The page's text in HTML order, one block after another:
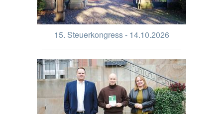
15. Steuerkongress - 14.10.2026